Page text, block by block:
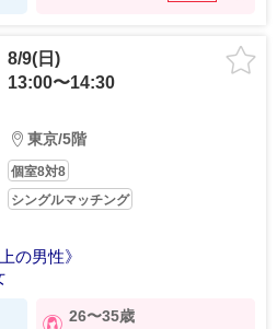
8/9(日)
13:00〜14:30
東京/5階
個室8対8
シングルマッチング
の男性》
26〜35歳